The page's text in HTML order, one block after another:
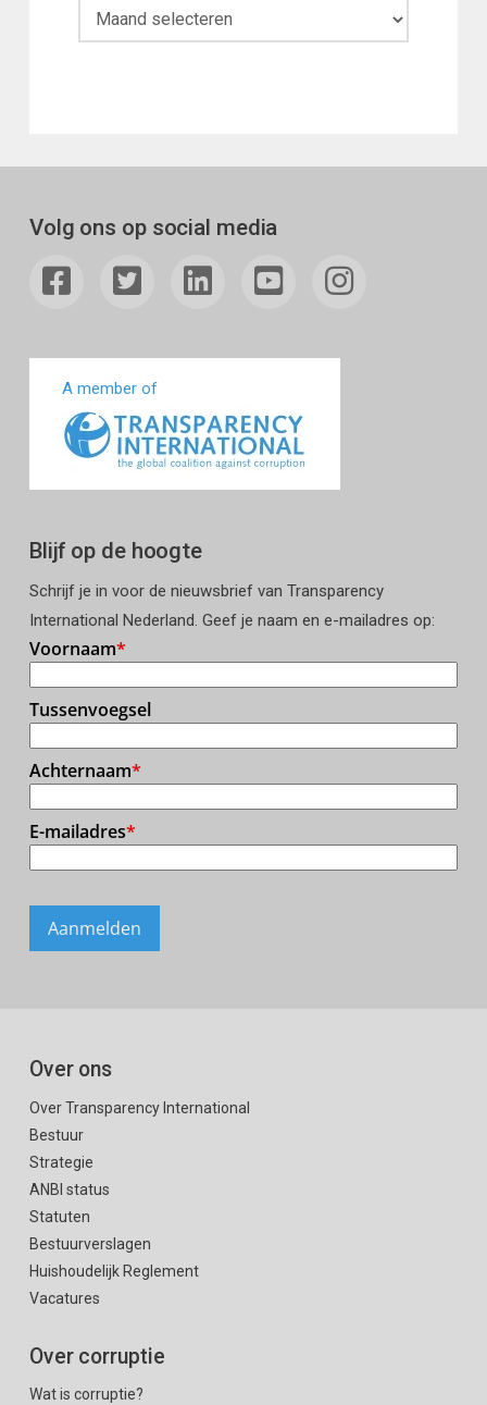
Maandoverzicht
Volg ons op social media
A member of
Blijf op de hoogte
Schrijf je in voor de nieuwsbrief van Transparency
International Nederland. Geef je naam en e-mailadres op:
Over ons
Over Transparency International
Bestuur
Strategie
ANBI status
Statuten
Bestuurverslagen
Huishoudelijk Reglement
Vacatures
Over corruptie
Wat is corruptie?